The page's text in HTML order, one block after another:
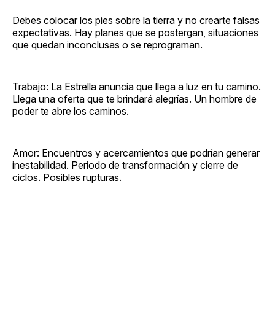
Debes colocar los pies sobre la tierra y no crearte falsas
expectativas. Hay planes que se postergan, situaciones
que quedan inconclusas o se reprograman.
Trabajo: La Estrella anuncia que llega a luz en tu camino.
Llega una oferta que te brindará alegrías. Un hombre de
poder te abre los caminos.
Amor: Encuentros y acercamientos que podrían generar
inestabilidad. Periodo de transformación y cierre de
ciclos. Posibles rupturas.